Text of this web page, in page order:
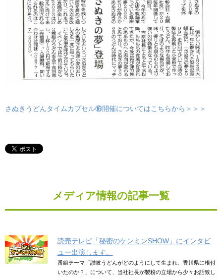
さぬきうどんタイムカプセル⑯開催についてはこちらから＞＞＞
メディア情報の記事一覧
読売テレビ「秘密のケンミンSHOW」にインタビ
ュー出演します。
番組テーマ「讃岐うどんがどのようにして生まれ、香川県に根付
いたのか？」について、当社社長が製粉の立場から少々お話致し